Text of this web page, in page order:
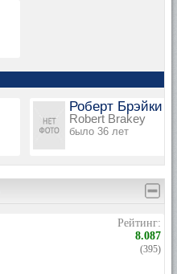
Роберт Брэйки
Robert Brakey
было 36 лет
Рейтинг:
8.087
(395)